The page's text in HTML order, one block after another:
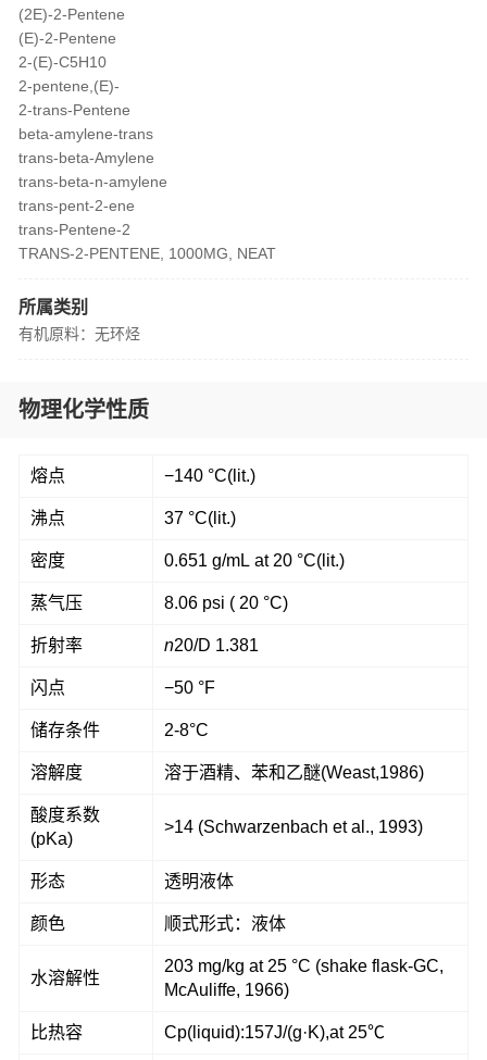
(2E)-2-Pentene
(E)-2-Pentene
2-(E)-C5H10
2-pentene,(E)-
2-trans-Pentene
beta-amylene-trans
trans-beta-Amylene
trans-beta-n-amylene
trans-pent-2-ene
trans-Pentene-2
TRANS-2-PENTENE, 1000MG, NEAT
所属类别
有机原料：无环烃
物理化学性质
熔点 −140 °C(lit.)
沸点 37 °C(lit.)
密度 0.651 g/mL at 20 °C(lit.)
蒸气压 8.06 psi ( 20 °C)
折射率 n20/D 1.381
闪点 −50 °F
储存条件 2-8°C
溶解度 溶于酒精、苯和乙醚(Weast,1986)
酸度系数
(pKa)
>14 (Schwarzenbach et al., 1993)
形态 透明液体
颜色 顺式形式：液体
水溶解性
203 mg/kg at 25 °C (shake flask-GC,
McAuliffe, 1966)
比热容 Cp(liquid):157J/(g·K),at 25℃